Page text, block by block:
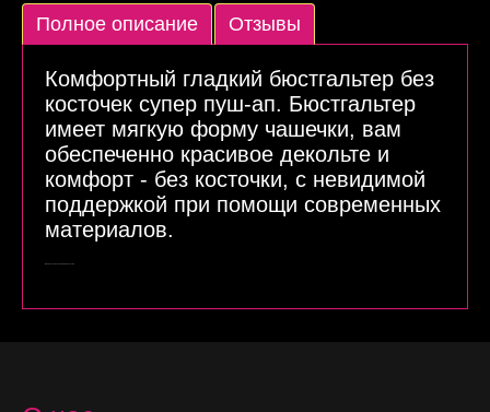
Полное описание Отзывы
Комфортный гладкий бюстгальтер без
косточек супер пуш-ап. Бюстгальтер
имеет мягкую форму чашечки, вам
обеспеченно красивое декольте и
комфорт - без косточки, с невидимой
поддержкой при помощи современных
материалов.